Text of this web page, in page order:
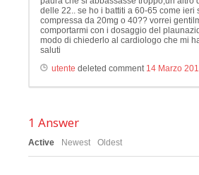
delle 22.. se ho i battiti a 60-65 come ieri
compressa da 20mg o 40?? vorrei
comportarmi con i dosaggio del
modo di chiederlo al cardiologo che mi
saluti
utente deleted comment 14 Marzo
1 Answer
Active Newest Oldest